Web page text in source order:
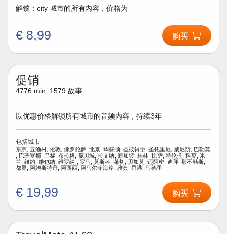
解锁：city 城市的所有内容，价格为
€ 8,99 购买
促销
4776 min, 1579 故事
以优惠价格解锁所有城市的音频内容，持续3年
包括城市
东京, 五渔村, 伦敦, 佛罗伦萨, 北京, 华盛顿, 圣彼得堡, 圣托里尼, 威尼斯, 巴勒莫
, 巴塞罗那, 巴黎, 布拉格, 庞贝城, 拉文纳, 新加坡, 柏林, 比萨, 特伦托, 科莫, 米
兰, 纽约, 维也纳, 维罗纳 , 罗马, 莫斯科, 莱切, 贝加莫, 迈阿密, 迪拜, 那不勒斯,
都灵, 阿姆斯特丹, 阿西西, 阿马尔菲海岸, 雅典, 香港, 马德里
€ 19,99 购买